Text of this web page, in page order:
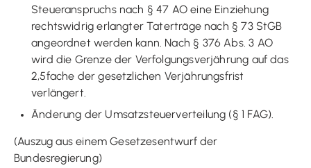
Steueranspruchs nach § 47 AO eine Einziehung
rechtswidrig erlangter Taterträge nach § 73 StGB
angeordnet werden kann. Nach § 376 Abs. 3 AO
wird die Grenze der Verfolgungsverjährung auf das
2,5fache der gesetzlichen Verjährungsfrist
verlängert.
Änderung der Umsatzsteuerverteilung (§ 1 FAG).
(Auszug aus einem Gesetzesentwurf der
Bundesregierung)